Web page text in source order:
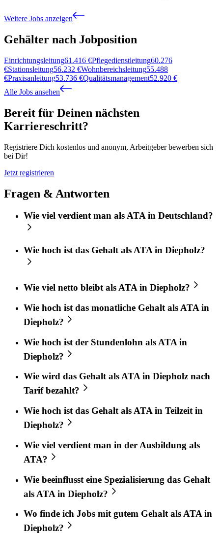
Weitere Jobs anzeigen
Gehälter nach Jobposition
Einrichtungsleitung61.416 €Pflegedienstleitung60.276
€Stationsleitung56.232 €Wohnbereichsleitung55.488
€Praxisanleitung53.736 €Qualitätsmanagement52.920 €
Alle Jobs ansehen
Bereit für Deinen nächsten
Karriereschritt?
Registriere Dich kostenlos und anonym, Arbeitgeber bewerben sich
bei Dir!
Jetzt registrieren
Fragen & Antworten
Wie viel verdient man als ATA in Deutschland?
Wie hoch ist das Gehalt als ATA in Diepholz?
Wie viel netto bleibt als ATA in Diepholz?
Wie hoch ist das monatliche Gehalt als ATA in
Diepholz?
Wie hoch ist der Stundenlohn als ATA in
Diepholz?
Wie wird das Gehalt als ATA in Diepholz nach
Tarif bezahlt?
Wie hoch ist das Gehalt als ATA in Teilzeit in
Diepholz?
Wie viel verdient man in der Ausbildung als
ATA?
Wie beeinflusst eine Spezialisierung das Gehalt
als ATA in Diepholz?
Wo finde ich Jobs mit gutem Gehalt als ATA in
Diepholz?